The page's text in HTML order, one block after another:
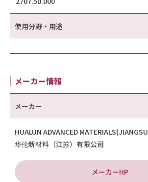
使用分野・用途
メーカー情報
メーカー
HUALUN ADVANCED
华伦新材料（江苏）有限公司
メーカーHP